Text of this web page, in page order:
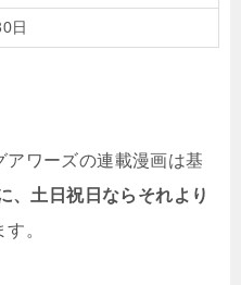
日
アワーズの連載漫画は基
、土日祝日ならそれより
。